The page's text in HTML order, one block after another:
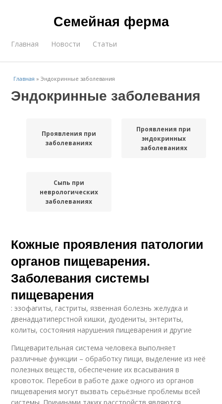
Семейная ферма
Главная Новости Статьи
Главная »Эндокринные заболевания
Эндокринные заболевания
Проявления при
заболеваниях
Проявления при
эндокринных
заболеваниях
Сыпь при
неврологических
заболеваниях
Кожные проявления патологии
органов пищеварения.
Заболевания системы
пищеварения
: эзофагиты, гастриты, язвенная болезнь желудка и
двенадцатиперстной кишки, дуодениты, энтериты,
колиты, состояния нарушения пищеварения и другие
Пищеварительная система человека выполняет
различные функции – обработку пищи, выделение из неё
полезных веществ, обеспечение их всасывания в
кровоток. Перебои в работе даже одного из органов
пищеварения могут вызвать серьёзные проблемы всей